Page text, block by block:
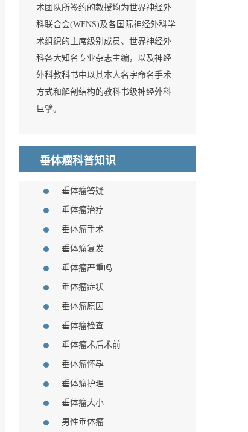
术团队所签约的教授均为世界神经外
科联合会(WFNS)及各国际神经外科学
术组织的主席级别成员、世界神经外
科各大知名专业杂志主编，以及神经
外科教科书中以其本人名字命名手术
方式和解剖结构的教科书级神经外科
巨擘。
垂体瘤科普知识
垂体瘤答疑
垂体瘤治疗
垂体瘤手术
垂体瘤复发
垂体瘤严重吗
垂体瘤症状
垂体瘤原因
垂体瘤检查
垂体瘤术后术前
垂体瘤怀孕
垂体瘤护理
垂体瘤大小
男性垂体瘤